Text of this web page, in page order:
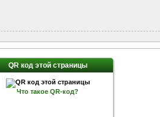
QR код этой страницы
Что такое QR-код?